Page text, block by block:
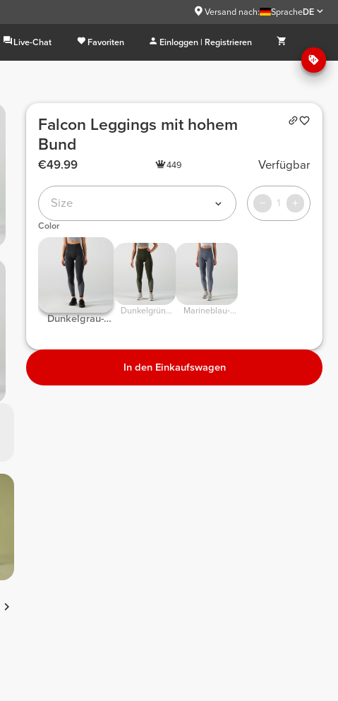
Versand nach: SpracheDE
Live-Chat Favoriten Einloggen | Registrieren
Falcon Leggings mit hohem
Bund
€49.99 449 Verfügbar
Size 1
Color
Dunkelgrau-
Dunkelgrün-
Marineblau-
In den Einkaufswagen